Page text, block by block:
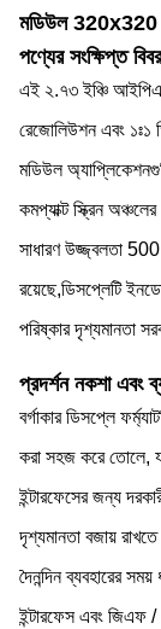
মডিউল
পণ্যের সংক্ষিপ্ত
এই ২.৭৩ ইঞ্চি
রেজোলিউশন এবং ১ঃ১
মডিউল
কমপ্যাক্ট স্ক্রিন
সাধারণ উজ্জ্বলতা
রয়েছে,ডিসপ্লেটি
পরিষ্কার দৃশ্যমানতা
প্রদর্শন নকশা এবং
বর্গাকার ডিসপ্লে
করা সহজ করে তোলে,
ইন্টারফেসের জন্য
দৃশ্যমানতা বজায়
দৈনন্দিন ব্যবহারের
ইন্টারফেস এবং জিএফ /